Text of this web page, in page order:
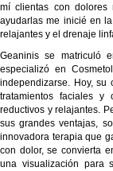
mí clientas con dolores
ayudarlas me inicié en
relajantes y el drenaje
Geaninis se matriculó
especializó en
independizarse. Hoy,
tratamientos faciales y
reductivos y relajantes.
sus grandes ventajas,
innovadora terapia que
con dolor, se convierta
una visualización para